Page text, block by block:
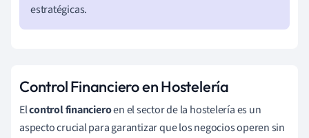
estratégicas.
Control Financiero en Hostelería
Elcontrol financieroen el sector de la hostelería es un
aspecto crucial para garantizar que los negocios operen sin